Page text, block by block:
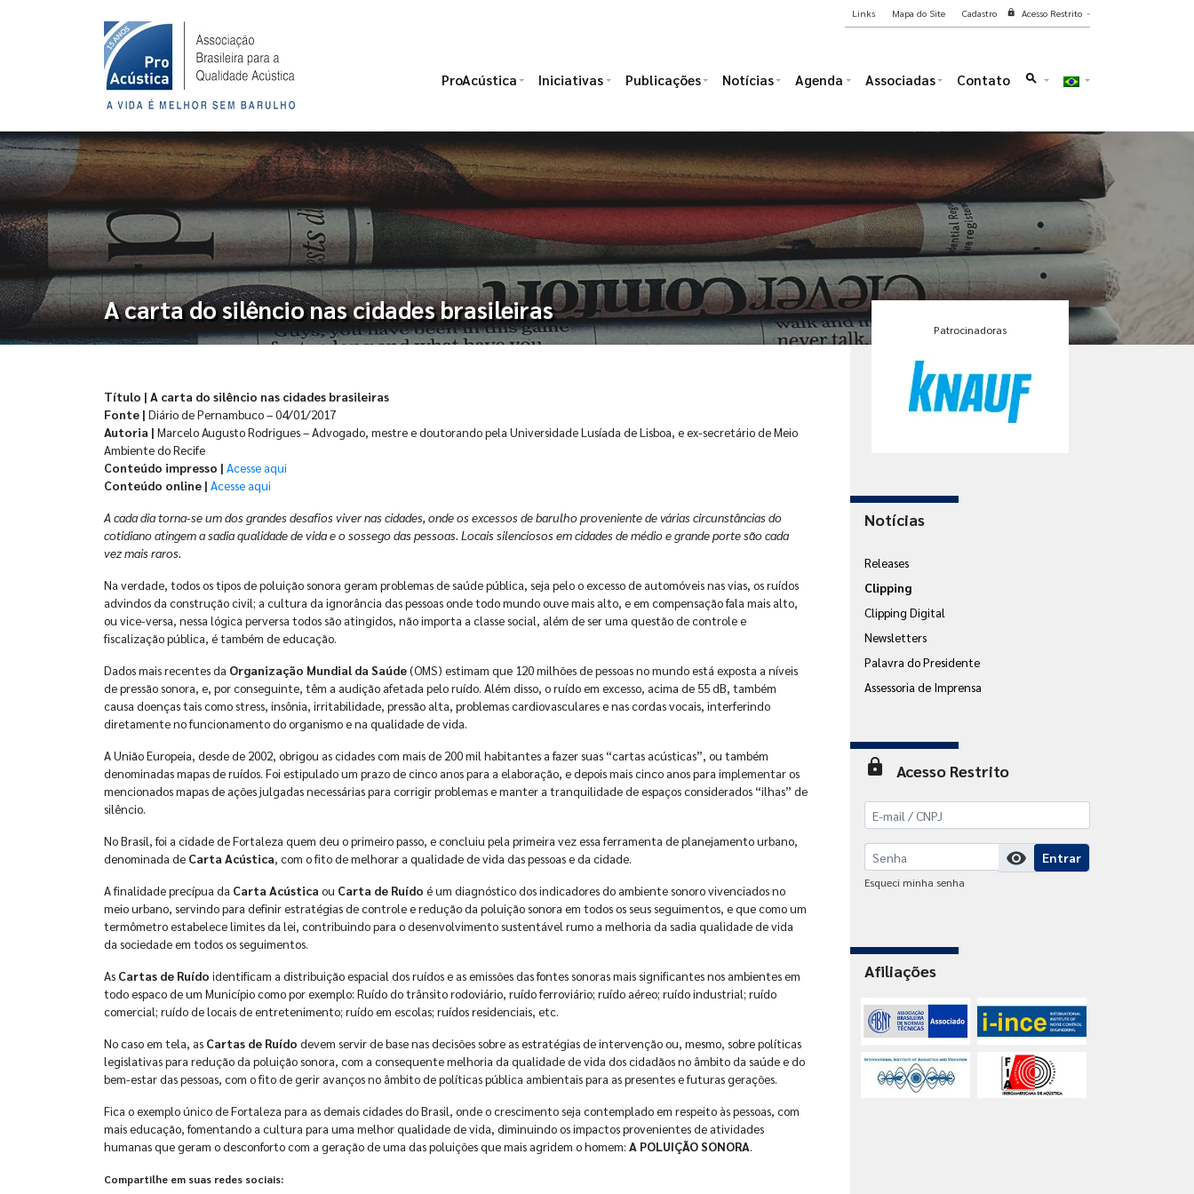
ProAcústica Iniciativas Publicações Notícias Agenda Associadas Contato search
Links Mapa do Site Cadastro lock Acesso Restrito
A carta do silêncio nas cidades brasileiras
Título | A carta do silêncio nas cidades brasileiras
Fonte | Diário de Pernambuco – 04/01/2017
Autoria | Marcelo Augusto Rodrigues – Advogado, mestre e doutorando pela Universidade Lusíada de Lisboa, e ex-secretário de Meio
Ambiente do Recife
Conteúdo impresso | Acesse aqui
Conteúdo online | Acesse aqui
A cada dia torna-se um dos grandes desafios viver nas cidades, onde os excessos de barulho proveniente de várias circunstâncias do
cotidiano atingem a sadia qualidade de vida e o sossego das pessoas. Locais silenciosos em cidades de médio e grande porte são cada
vez mais raros.
Na verdade, todos os tipos de poluição sonora geram problemas de saúde pública, seja pelo o excesso de automóveis nas vias, os ruídos
advindos da construção civil; a cultura da ignorância das pessoas onde todo mundo ouve mais alto, e em compensação fala mais alto,
ou vice-versa, nessa lógica perversa todos são atingidos, não importa a classe social, além de ser uma questão de controle e
fiscalização pública, é também de educação.
Dados mais recentes da Organização Mundial da Saúde(OMS) estimam que 120 milhões de pessoas no mundo está exposta a níveis
de pressão sonora, e, por conseguinte, têm a audição afetada pelo ruído. Além disso, o ruído em excesso, acima de 55 dB, também
causa doenças tais como stress, insônia, irritabilidade, pressão alta, problemas cardiovasculares e nas cordas vocais, interferindo
diretamente no funcionamento do organismo e na qualidade de vida.
A União Europeia, desde de 2002, obrigou as cidades com mais de 200 mil habitantes a fazer suas “cartas acústicas”, ou também
denominadas mapas de ruídos. Foi estipulado um prazo de cinco anos para a elaboração, e depois mais cinco anos para implementar os
mencionados mapas de ações julgadas necessárias para corrigir problemas e manter a tranquilidade de espaços considerados “ilhas” de
silêncio.
No Brasil, foi a cidade de Fortaleza quem deu o primeiro passo, e concluiu pela primeira vez essa ferramenta de planejamento urbano,
denominada de Carta Acústica, com o fito de melhorar a qualidade de vida das pessoas e da cidade.
A finalidade precípua da Carta Acústica ou Carta de Ruído é um diagnóstico dos indicadores do ambiente sonoro vivenciados no
meio urbano, servindo para definir estratégias de controle e redução da poluição sonora em todos os seus seguimentos, e que como um
termômetro estabelece limites da lei, contribuindo para o desenvolvimento sustentável rumo a melhoria da sadia qualidade de vida
da sociedade em todos os seguimentos.
As Cartas de Ruído identificam a distribuição espacial dos ruídos e as emissões das fontes sonoras mais significantes nos ambientes em
todo espaco de um Município como por exemplo: Ruído do trânsito rodoviário, ruído ferroviário; ruído aéreo; ruído industrial; ruído
comercial; ruído de locais de entretenimento; ruído em escolas; ruídos residenciais, etc.
No caso em tela, as Cartas de Ruído devem servir de base nas decisões sobre as estratégias de intervenção ou, mesmo, sobre políticas
legislativas para redução da poluição sonora, com a consequente melhoria da qualidade de vida dos cidadãos no âmbito da saúde e do
bem-estar das pessoas, com o fito de gerir avanços no âmbito de políticas pública ambientais para as presentes e futuras gerações.
Fica o exemplo único de Fortaleza para as demais cidades do Brasil, onde o crescimento seja contemplado em respeito às pessoas, com
mais educação, fomentando a cultura para uma melhor qualidade de vida, diminuindo os impactos provenientes de atividades
humanas que geram o desconforto com a geração de uma das poluições que mais agridem o homem: A POLUIÇÃO SONORA.
Compartilhe em suas redes sociais:
Patrocinadoras
Notícias
Releases
Clipping
Clipping Digital
Newsletters
Palavra do Presidente
Assessoria de Imprensa
lock Acesso Restrito
visibility Entrar
Esqueci minha senha
Afiliações